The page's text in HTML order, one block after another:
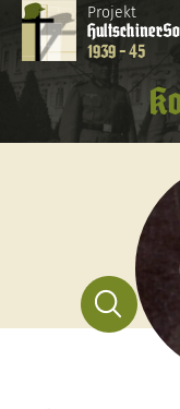
Projekt
Hultschiner
1939 - 45